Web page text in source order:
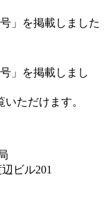
」を掲載しました
」を掲載しまし
いただけます。
ビル201